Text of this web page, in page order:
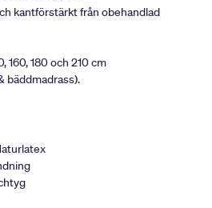
kantförstärkt från obehandlad
160, 180 och 210 cm
bäddmadrass).